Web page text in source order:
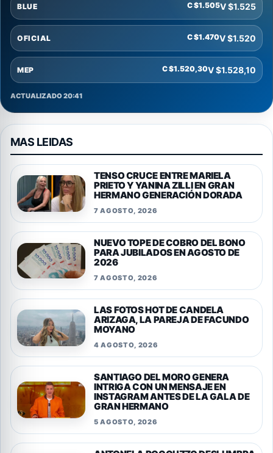
BLUE C $1.505V $1.525
OFICIAL C $1.470V $1.520
MEP C $1.520,30V $1.528,10
ACTUALIZADO 20:41
MAS LEIDAS
TENSO CRUCE ENTRE MARIELA
PRIETO Y YANINA ZILLI EN GRAN
HERMANO GENERACIÓN DORADA
7 AGOSTO, 2026
NUEVO TOPE DE COBRO DEL BONO
PARA JUBILADOS EN AGOSTO DE
2026
7 AGOSTO, 2026
LAS FOTOS HOT DE CANDELA
ARIZAGA, LA PAREJA DE FACUNDO
MOYANO
4 AGOSTO, 2026
SANTIAGO DEL MORO GENERA
INTRIGA CON UN MENSAJE EN
INSTAGRAM ANTES DE LA GALA DE
GRAN HERMANO
5 AGOSTO, 2026